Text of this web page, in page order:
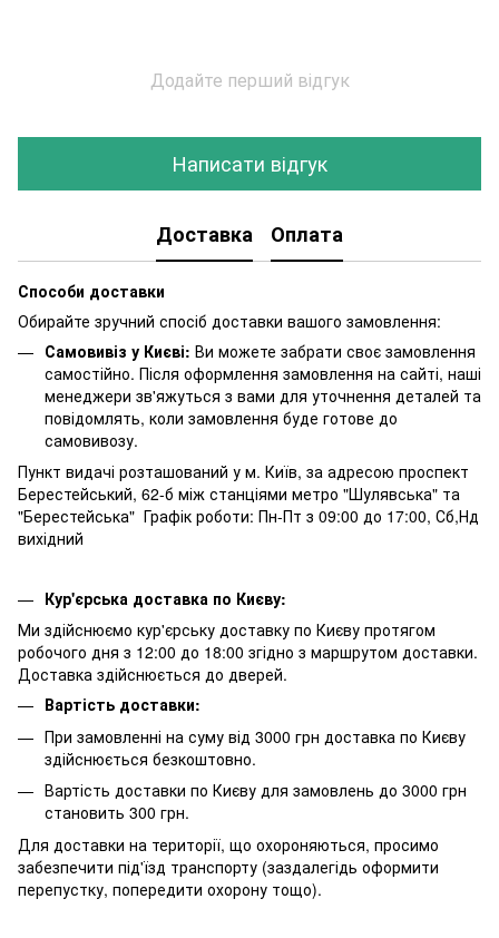
Додайте перший відгук
Написати відгук
Доставка Оплата
Способи доставки
Обирайте зручний спосіб доставки вашого замовлення:
Самовивіз у Києві: Ви можете забрати своє замовлення
самостійно. Після оформлення замовлення на сайті, наші
менеджери зв'яжуться з вами для уточнення деталей та
повідомлять, коли замовлення буде готове до
самовивозу.
Пункт видачі розташований у м. Київ, за адресою проспект
Берестейський, 62-б між станціями метро "Шулявська" та
"Берестейська" Графік роботи: Пн-Пт з 09:00 до 17:00, Сб,Нд
вихідний
Кур'єрська доставка по Києву:
Ми здійснюємо кур'єрську доставку по Києву протягом
робочого дня з 12:00 до 18:00 згідно з маршрутом доставки.
Доставка здійснюється до дверей.
Вартість доставки:
При замовленні на суму від 3000 грн доставка по Києву
здійснюється безкоштовно.
Вартість доставки по Києву для замовлень до 3000 грн
становить 300 грн.
Для доставки на території, що охороняються, просимо
забезпечити під'їзд транспорту (заздалегідь оформити
перепустку, попередити охорону тощо).